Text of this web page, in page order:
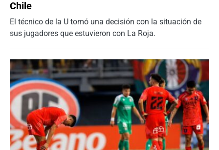
Chile
El técnico de la U tomó una decisión con la situación de
sus jugadores que estuvieron con La Roja.